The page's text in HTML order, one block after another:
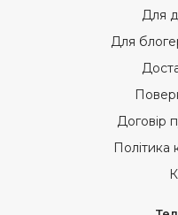
Для
Для
Договір
Політика